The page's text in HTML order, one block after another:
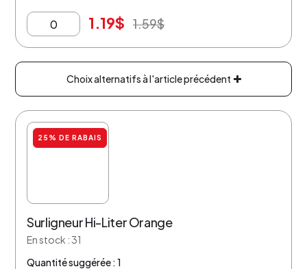
1.19$ 1.59$
Choix alternatifs à l'article précédent
25% DE RABAIS
Surligneur Hi-Liter Orange
En stock : 31
Quantité suggérée : 1